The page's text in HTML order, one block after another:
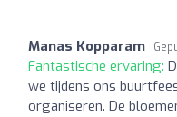
Manas Kopparam
Fantastische ervaring:
we tijdens ons
organiseren. De